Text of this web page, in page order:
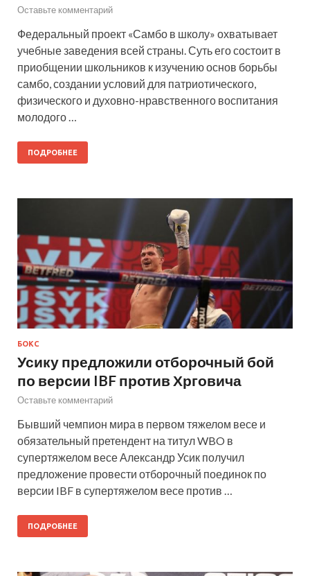
Оставьте комментарий
Федеральный проект «Самбо в школу» охватывает
учебные заведения всей страны. Суть его состоит в
приобщении школьников к изучению основ борьбы
самбо, создании условий для патриотического,
физического и духовно-нравственного воспитания
молодого …
ПОДРОБНЕЕ
БОКС
Усику предложили отборочный бой
по версии IBF против Хрговича
Оставьте комментарий
Бывший чемпион мира в первом тяжелом весе и
обязательный претендент на титул WBO в
супертяжелом весе Александр Усик получил
предложение провести отборочный поединок по
версии IBF в супертяжелом весе против …
ПОДРОБНЕЕ